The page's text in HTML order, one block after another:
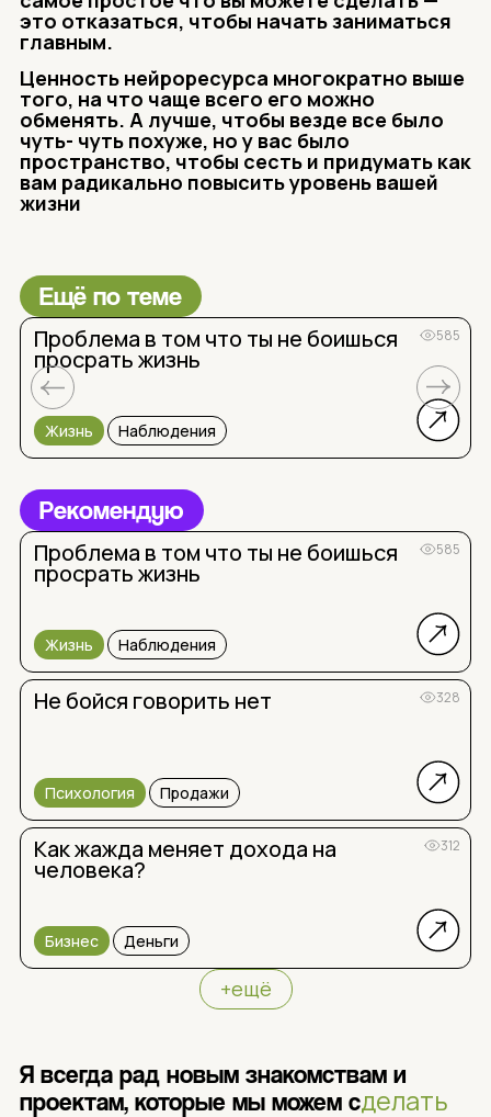
это отказаться, чтобы начать заниматься
главным.
Ценность нейроресурса многократно выше
того, на что чаще всего его можно
обменять. А лучше, чтобы везде все было
чуть- чуть похуже, но у вас было
пространство, чтобы сесть и придумать как
вам радикально повысить уровень вашей
жизни
Ещё по теме
Проблема в том что ты не боишься
просрать жизнь
585
Жизнь Наблюдения
Рекомендую
Проблема в том что ты не боишься
просрать жизнь
585
Жизнь Наблюдения
Не бойся говорить нет 328
Психология Продажи
Как жажда меняет дохода на
человека?
312
Бизнес Деньги
+ещё
Я всегда рад новым знакомствам и
проектам, которые мы можем сделать